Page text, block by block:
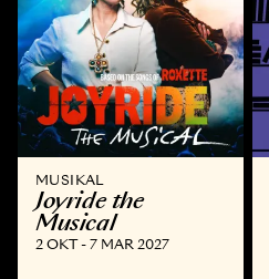
MUSIKAL
Joyride the
Musical
2 OKT - 7 MAR 2027